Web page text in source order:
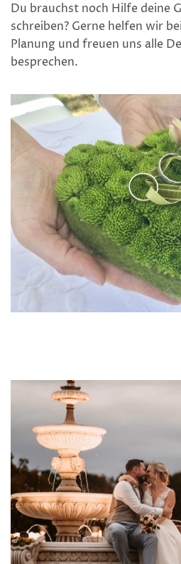
Du brauchst noch Hilfe deine
schreiben? Gerne helfen wir
Planung und freuen uns alle
besprechen.